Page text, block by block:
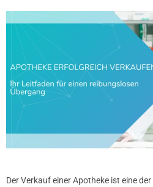
Der Verkauf einer Apotheke ist eine